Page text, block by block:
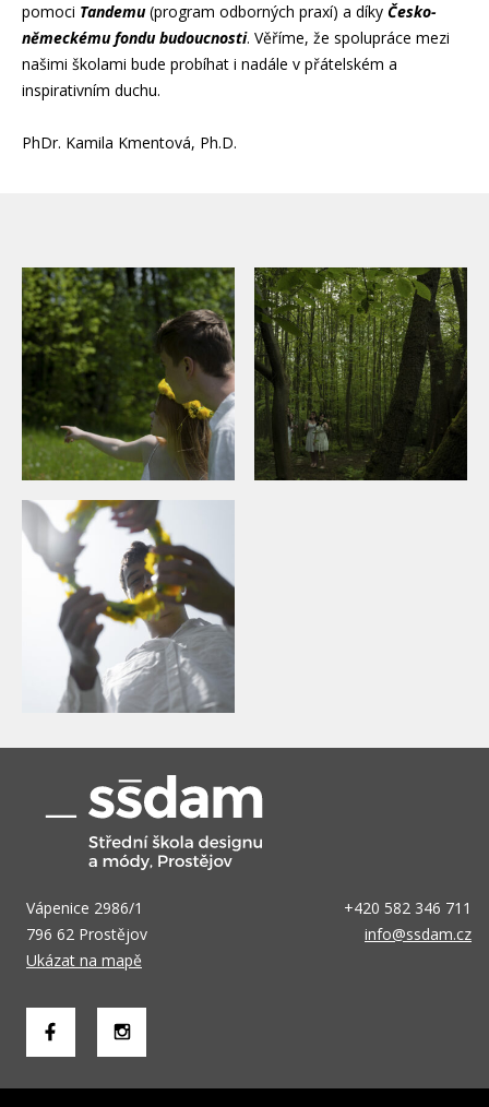
pomoci Tandemu(program odborných praxí) a díky Česko-
německému fondu budoucnosti. Věříme, že spolupráce mezi
našimi školami bude probíhat i nadále v přátelském a
inspirativním duchu.
PhDr. Kamila Kmentová, Ph.D.
Vápenice 2986/1
796 62 Prostějov
Ukázat na mapě
+420 582 346 711
info@ssdam.cz